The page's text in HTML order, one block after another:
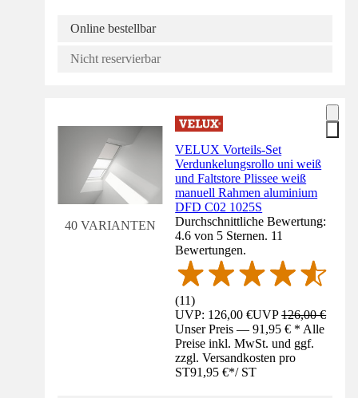
Online bestellbar
Nicht reservierbar
40 VARIANTEN
VELUX Vorteils-Set
Verdunkelungsrollo uni weiß
und Faltstore Plissee weiß
manuell Rahmen aluminium
DFD C02 1025S
Durchschnittliche Bewertung:
4.6 von 5 Sternen. 11
Bewertungen.
(11)
UVP: 126,00 €UVP126,00 €
Unser Preis — 91,95 € * Alle
Preise inkl. MwSt. und ggf.
zzgl. Versandkosten pro
ST91,95 €*/ ST